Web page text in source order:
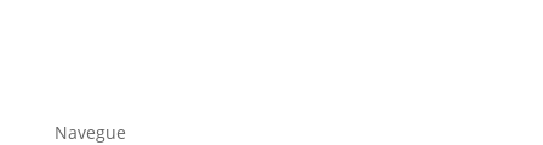
Navegue